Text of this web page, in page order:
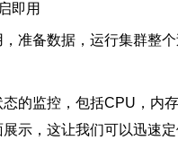
即用
备数据，运行集群整个
监控，包括CPU，内
示，这让我们可以迅速